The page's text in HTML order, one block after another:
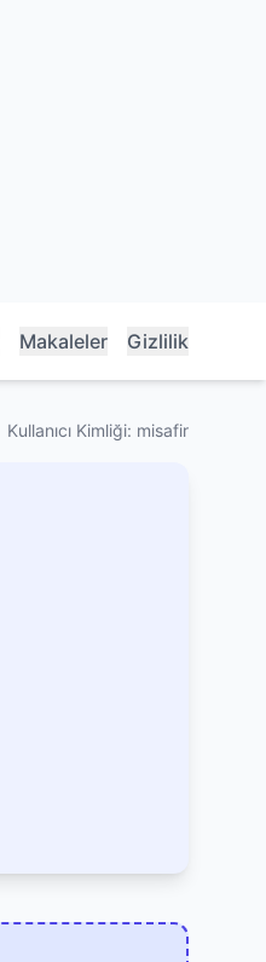
Makaleler Gizlilik
Kullanıcı Kimliği: misafir